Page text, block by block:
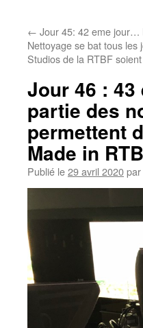
← Jour 45: 42 eme jour…
Nettoyage se bat tous les
Studios de la RTBF
Jour 46 :
partie des
permettent
Made in
Publié le29 avril 2020par